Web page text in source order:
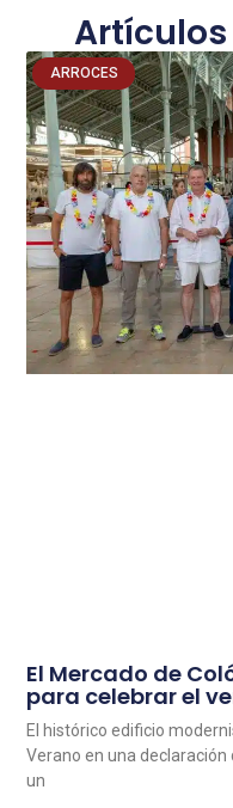
ARROCES
El Mercado de
para celebrar el
El histórico edificio
Verano en una
un